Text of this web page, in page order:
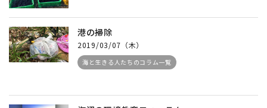
港の掃除
2019/03/07（木）
海と生きる人たちのコラム一覧